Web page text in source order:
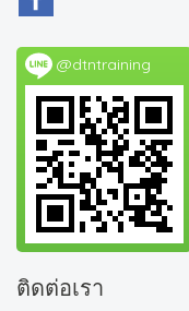
@dtntraining
ติดต่อเรา